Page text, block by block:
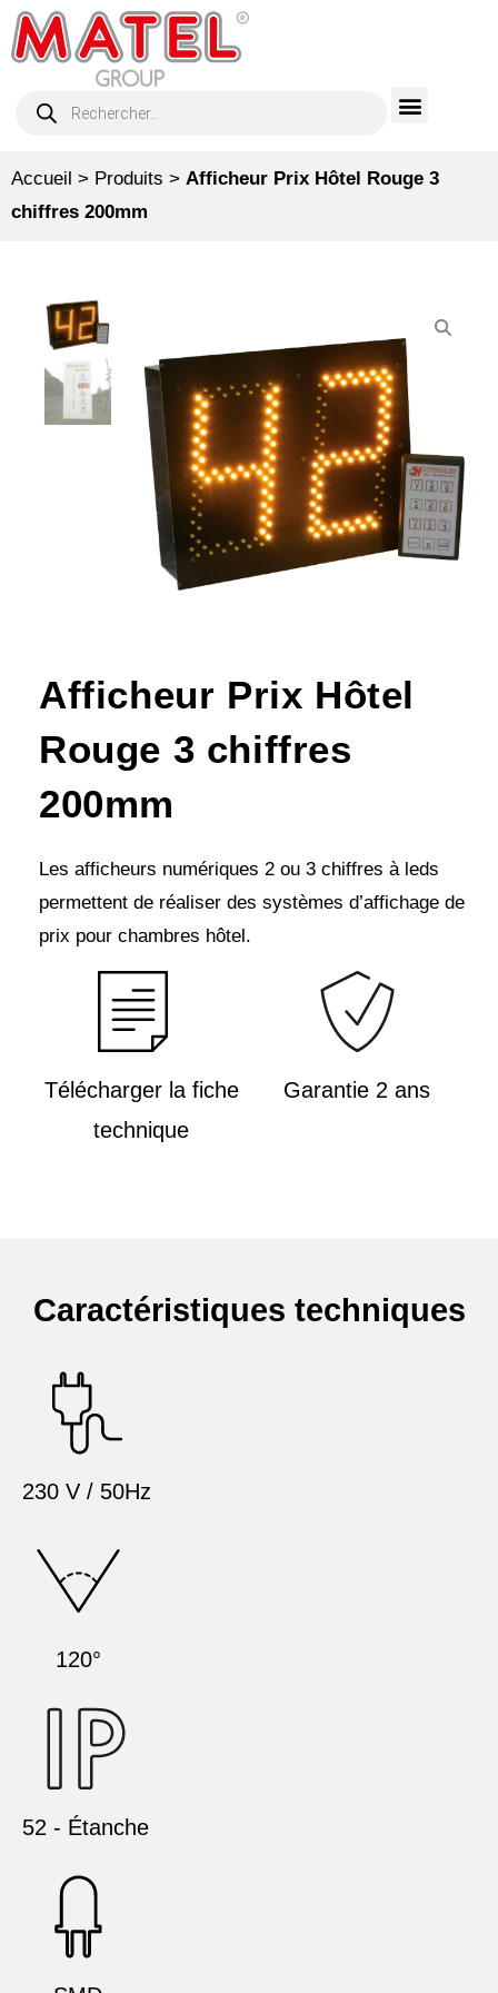
Accueil > Produits > Afficheur Prix Hôtel Rouge 3
chiffres 200mm
Afficheur Prix Hôtel
Rouge 3 chiffres
200mm
Les afficheurs numériques 2 ou 3 chiffres à leds
permettent de réaliser des systèmes d’affichage de
prix pour chambres hôtel.
Télécharger la fiche
technique
Garantie 2 ans
Caractéristiques techniques
230 V / 50Hz
120°
52 - Étanche